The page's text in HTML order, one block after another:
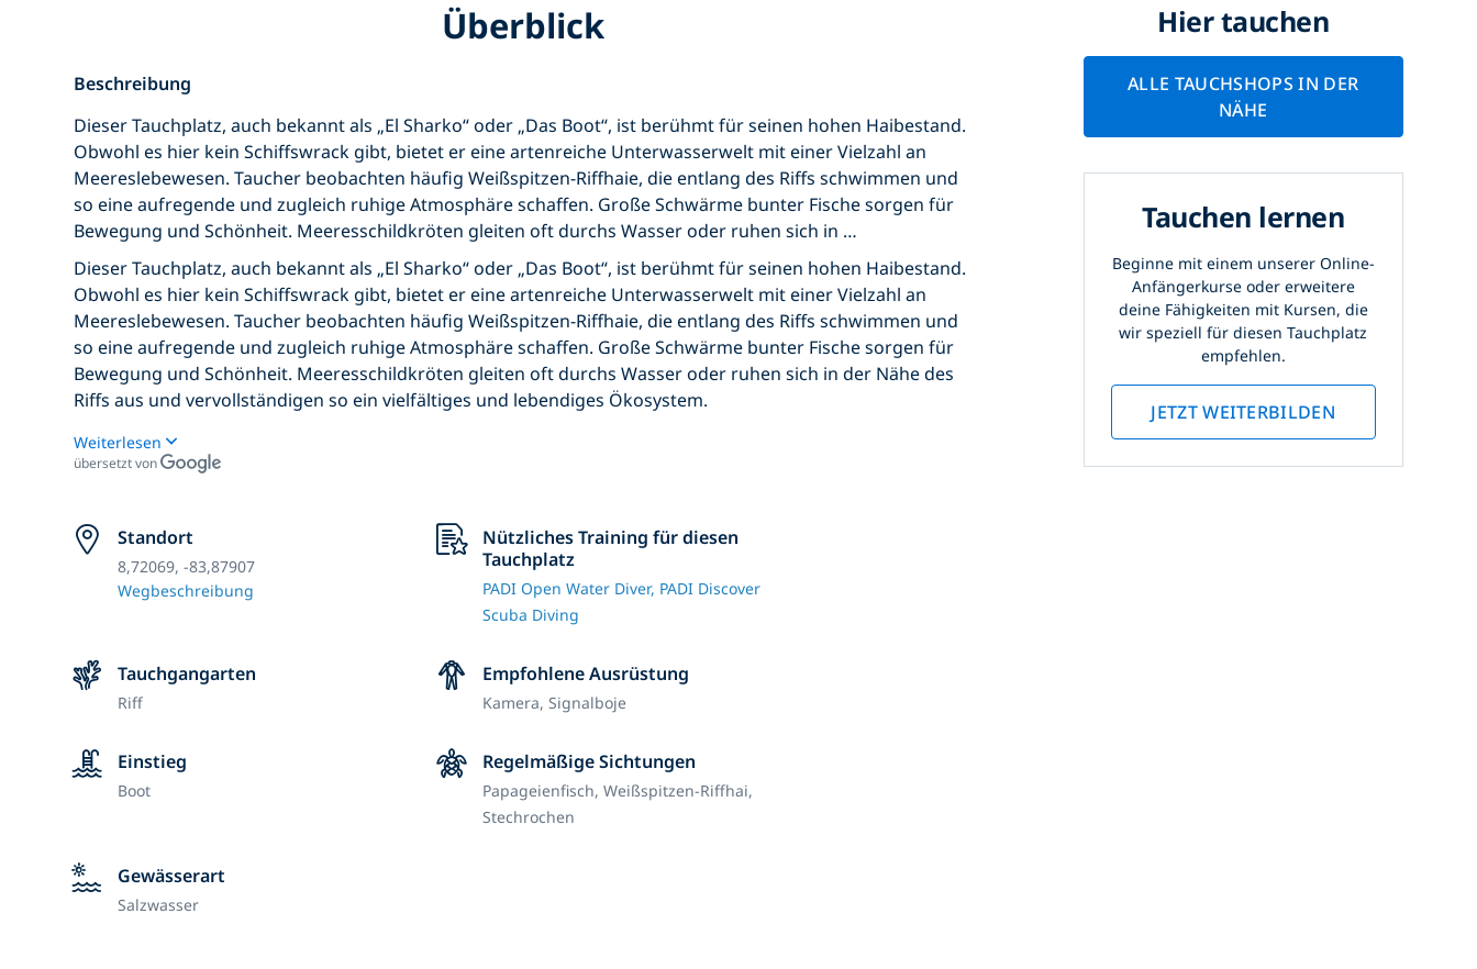
Überblick
Beschreibung
Dieser Tauchplatz, auch bekannt als „El Sharko“ oder „Das Boot“, ist berühmt für seinen hohen Haibestand.
Obwohl es hier kein Schiffswrack gibt, bietet er eine artenreiche Unterwasserwelt mit einer Vielzahl an
Meereslebewesen. Taucher beobachten häufig Weißspitzen-Riffhaie, die entlang des Riffs schwimmen und
so eine aufregende und zugleich ruhige Atmosphäre schaffen. Große Schwärme bunter Fische sorgen für
Bewegung und Schönheit. Meeresschildkröten gleiten oft durchs Wasser oder ruhen sich in …
Dieser Tauchplatz, auch bekannt als „El Sharko“ oder „Das Boot“, ist berühmt für seinen hohen Haibestand.
Obwohl es hier kein Schiffswrack gibt, bietet er eine artenreiche Unterwasserwelt mit einer Vielzahl an
Meereslebewesen. Taucher beobachten häufig Weißspitzen-Riffhaie, die entlang des Riffs schwimmen und
so eine aufregende und zugleich ruhige Atmosphäre schaffen. Große Schwärme bunter Fische sorgen für
Bewegung und Schönheit. Meeresschildkröten gleiten oft durchs Wasser oder ruhen sich in der Nähe des
Riffs aus und vervollständigen so ein vielfältiges und lebendiges Ökosystem.
Weiterlesen
übersetzt von
Standort
8,72069, -83,87907
Wegbeschreibung
Nützliches Training für diesen
Tauchplatz
PADI Open Water Diver, PADI Discover
Scuba Diving
Tauchgangarten
Riff
Empfohlene Ausrüstung
Kamera, Signalboje
Einstieg
Boot
Regelmäßige Sichtungen
Papageienfisch,Weißspitzen-Riffhai,
Stechrochen
Gewässerart
Salzwasser
Hier tauchen
ALLE TAUCHSHOPS IN DER
NÄHE
Tauchen lernen
Beginne mit einem unserer Online-
Anfängerkurse oder erweitere
deine Fähigkeiten mit Kursen, die
wir speziell für diesen Tauchplatz
empfehlen.
JETZT WEITERBILDEN